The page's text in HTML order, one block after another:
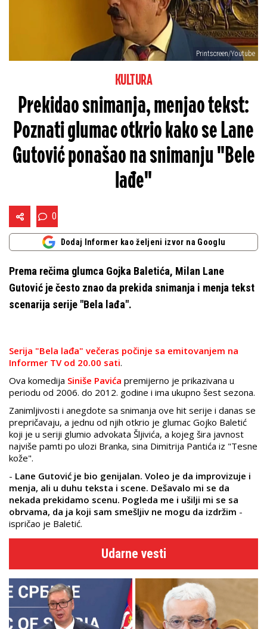
Printscreen/Youtube
KULTURA
Prekidao snimanja, menjao tekst:
Poznati glumac otkrio kako se Lane
Gutović ponašao na snimanju "Bele
lađe"
0
Dodaj Informer kao željeni izvor na Googlu
Prema rečima glumca Gojka Baletića, Milan Lane
Gutović je često znao da prekida snimanja i menja tekst
scenarija serije "Bela lađa".
Serija "Bela lađa" večeras počinje sa emitovanjem na
Informer TV od 20.00 sati.
Ova komedija Siniše Pavića premijerno je prikazivana u
periodu od 2006. do 2012. godine i ima ukupno šest sezona.
Zanimljivosti i anegdote sa snimanja ove hit serije i danas se
prepričavaju, a jednu od njih otkrio je glumac Gojko Baletić
koji je u seriji glumio advokata Šljivića, a kojeg šira javnost
najviše pamti po ulozi Branka, sina Dimitrija Pantića iz "Tesne
kože".
- Lane Gutović je bio genijalan. Voleo je da improvizuje i
menja, ali u duhu teksta i scene. Dešavalo mi se da
nekada prekidamo scenu. Pogleda me i ušilji mi se sa
obrvama, da ja koji sam smešljiv ne mogu da izdržim -
ispričao je Baletić.
Udarne vesti